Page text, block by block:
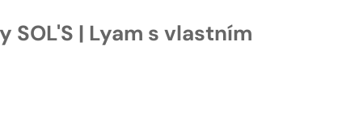
| Lyam s vlastním